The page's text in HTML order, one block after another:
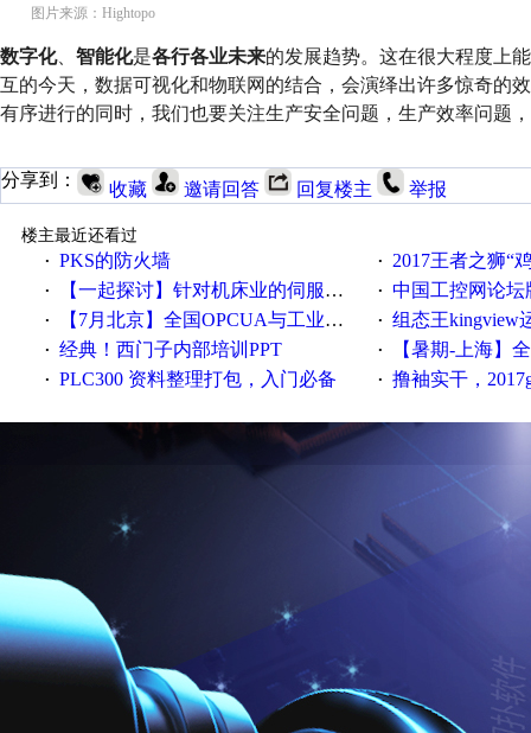
图片来源：Hightopo
数字化、 智能化是各行各业未来的发展趋势。这在很大程度上
互的今天，数据可视化和物联网的结合，会演绎出许多惊奇的
有序进行的同时，我们也要关注生产安全问题，生产效率问题
分享到： 收藏 邀请回答 回复楼主 举报
楼主最近还看过
· PKS的防火墙 · 2017王者之狮“鸡”情签到
· 【一起探讨】针对机床业的伺服系统发展，您的期望是什么？ · 中国工控网论坛版
· 【7月北京】全国OPCUA与工业互联技术培训班通知！ · 组态王kingview
· 经典！西门子内部培训PPT · 【暑期-上海】全国工业
· PLC300 资料整理打包，入门必备 · 撸袖实干，2017gongkong®第